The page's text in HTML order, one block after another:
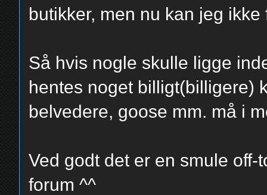
butikker, men nu kan jeg
Så hvis nogle skulle ligge
hentes noget billigt(billigere)
belvedere, goose mm. må i
Ved godt det er en smule
forum ^^